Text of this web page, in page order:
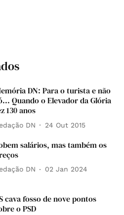
DN: Para o turista e não
Quando o Elevador da Glória
130 anos
DN 24 Out 2015
salários, mas também os
DN 02 Jan 2024
cava fosso de nove pontos
o PSD